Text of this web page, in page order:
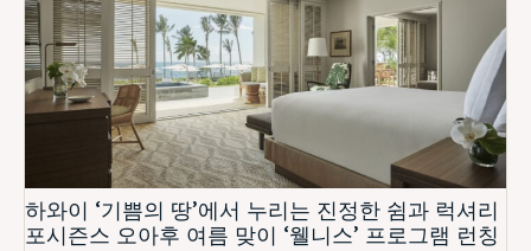
하와이 ‘기쁨의 땅’에서 누리는 진정한 쉼과 럭셔리
포시즌스 오아후 여름 맞이 ‘웰니스’ 프로그램 런칭